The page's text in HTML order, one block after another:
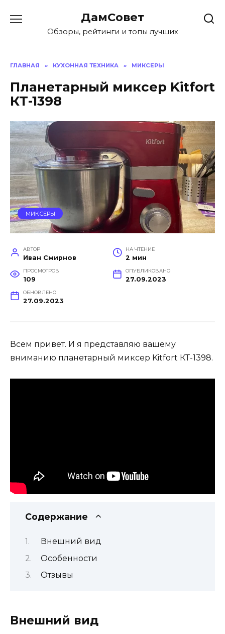
содержанию
ДамСовет
Обзоры, рейтинги и топы лучших
ГЛАВНАЯ » КУХОННАЯ ТЕХНИКА » МИКСЕРЫ
Планетарный миксер Kitfort
КТ-1398
МИКСЕРЫ
АВТОР
Иван Смирнов
НА ЧТЕНИЕ
2 мин
ПРОСМОТРОВ
109
ОПУБЛИКОВАНО
27.09.2023
ОБНОВЛЕНО
27.09.2023
Всем привет. И я представляю вашему
вниманию планетарный миксер Kitfort КТ-1398.
Содержание
Внешний вид
Особенности
Отзывы
Внешний вид